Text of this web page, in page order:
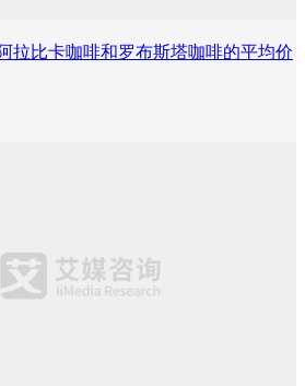
拉比卡咖啡和罗布斯塔咖啡的平均价